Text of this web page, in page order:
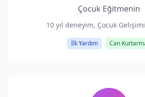
Çocuk Eğitmenin
10 yıl deneyim, Çocuk
İlk Yardım Can